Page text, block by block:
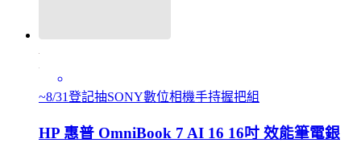
~8/31登記抽SONY數位相機手持握把組
HP 惠普 OmniBook 7 AI 16 16吋 效能筆電銀